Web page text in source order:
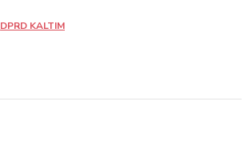
DPRD KALTIM